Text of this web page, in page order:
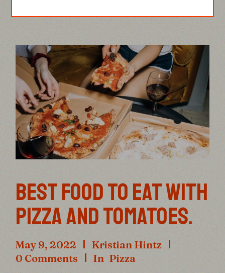
BEST FOOD TO EAT WITH
PIZZA AND TOMATOES.
May 9, 2022
Kristian Hintz
0 Comments
In Pizza